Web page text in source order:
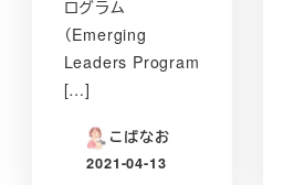
ログラム
（Emerging
Leaders Program
[…]
こばなお
投稿日
2021-04-13